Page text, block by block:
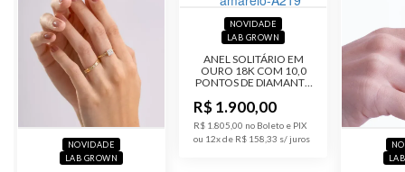
NOVIDADE
LAB GROWN
NOVIDADE
LAB GROWN
ANEL SOLITÁRIO EM
OURO 18K COM 10,0
PONTOS DE DIAMANTE
R$ 1.900,00
R$ 1.805,00 no Boleto e PIX
ou 12x de R$ 158,33